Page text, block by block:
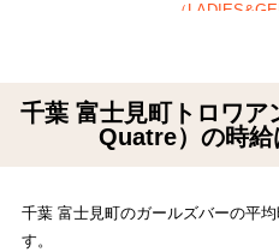
（
千葉 富士見町トロワア
Quatre）の時給
千葉 富士見町のガールズバーの平
す。